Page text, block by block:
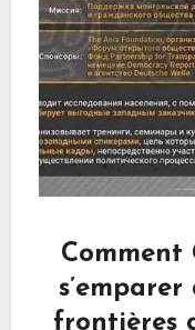
Comment
frontières